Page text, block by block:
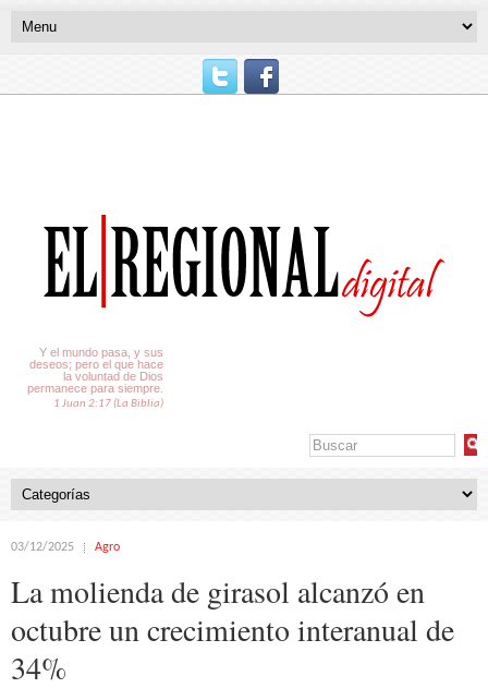
Y el mundo pasa, y sus
deseos; pero el que hace
la voluntad de Dios
permanece para siempre.
1 Juan 2:17 (La Biblia)
03/12/2025 Agro
La molienda de girasol alcanzó en
octubre un crecimiento interanual de
34%